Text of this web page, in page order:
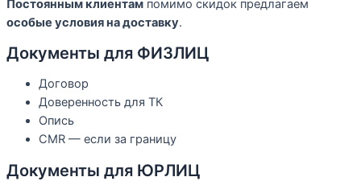
Постоянным клиентам помимо скидок предлагаем
особые условия на доставку.
Документы для ФИЗЛИЦ
Договор
Доверенность для ТК
Опись
CMR — если за границу
Документы для ЮРЛИЦ